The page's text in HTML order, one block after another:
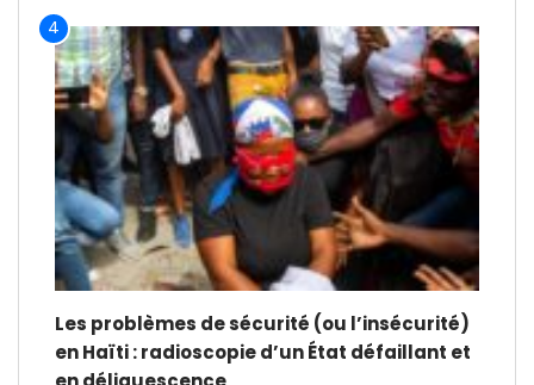
4
Les problèmes de sécurité (ou l’insécurité)
en Haïti : radioscopie d’un État défaillant et